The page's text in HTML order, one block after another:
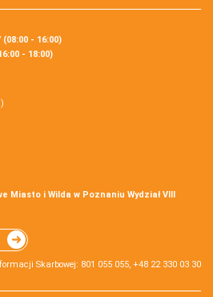
- 16:00)
- 18:00)
Miasto i Wilda w Poznaniu Wydział VIII
Skarbowej: 801 055 055, +48 22 330 03 30